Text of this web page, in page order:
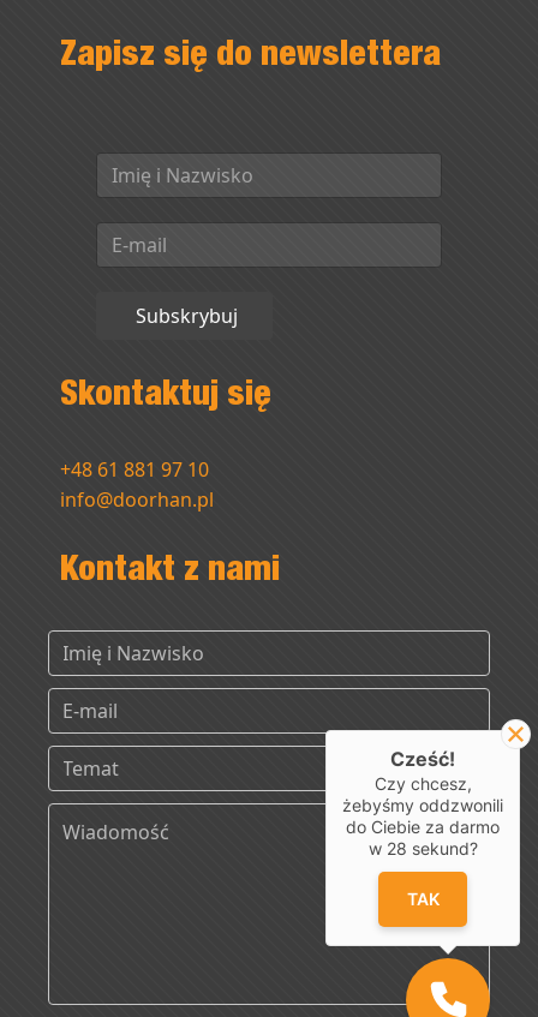
Zapisz się do newslettera
Subskrybuj
Skontaktuj się
+48 61 881 97 10
info@doorhan.pl
Kontakt z nami
Cześć!
Czy chcesz,
żebyśmy oddzwonili
do Ciebie za darmo
w 28 sekund?
TAK